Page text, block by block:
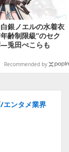
銀ノエルの水着衣
齢制限級”のセク
兎田ぺこらも
とが許されていい
奮隠せず
Recommended by
エンタメ業界